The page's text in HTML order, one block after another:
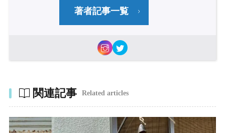
著者記事一覧
関連記事 Related articles